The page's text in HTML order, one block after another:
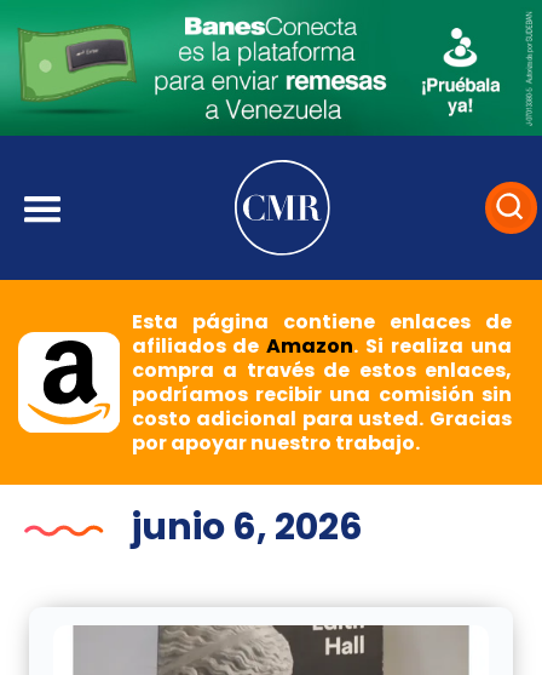
Esta página contiene enlaces de
afiliados deAmazon. Si realiza una
compra a través de estos enlaces,
podríamos recibir una comisión sin
costo adicional para usted. Gracias
por apoyar nuestro trabajo.
junio 6, 2026